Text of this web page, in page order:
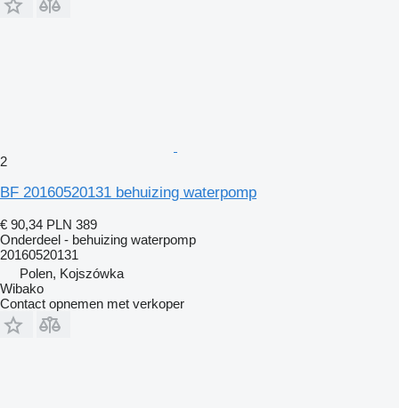
2
BF 20160520131 behuizing waterpomp
€ 90,34 PLN 389
Onderdeel - behuizing waterpomp
20160520131
Polen, Kojszówka
Wibako
Contact opnemen met verkoper